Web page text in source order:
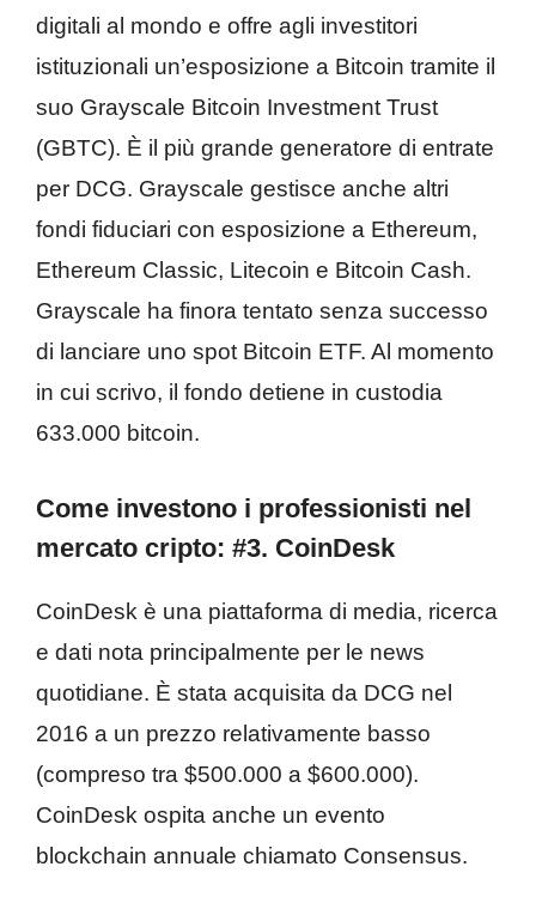
digitali al mondo e offre agli investitori
istituzionali un’esposizione a Bitcoin tramite il
suo Grayscale Bitcoin Investment Trust
(GBTC). È il più grande generatore di entrate
per DCG. Grayscale gestisce anche altri
fondi fiduciari con esposizione a Ethereum,
Ethereum Classic, Litecoin e Bitcoin Cash.
Grayscale ha finora tentato senza successo
di lanciare uno spot Bitcoin ETF. Al momento
in cui scrivo, il fondo detiene in custodia
633.000 bitcoin.
Come investono i professionisti nel
mercato cripto: #3. CoinDesk
CoinDesk è una piattaforma di media, ricerca
e dati nota principalmente per le news
quotidiane. È stata acquisita da DCG nel
2016 a un prezzo relativamente basso
(compreso tra $500.000 a $600.000).
CoinDesk ospita anche un evento
blockchain annuale chiamato Consensus.